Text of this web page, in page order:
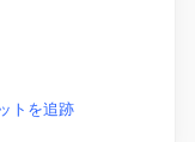
トを追跡